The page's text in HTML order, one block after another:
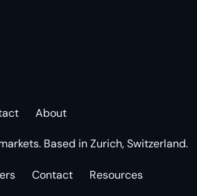
About
Based in Zurich, Switzerland.
Contact Resources